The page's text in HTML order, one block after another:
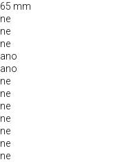
65 mm
ne
ne
ne
ano
ano
ne
ne
ne
ne
ne
ne
ne